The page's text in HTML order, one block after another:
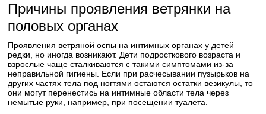
Причины проявления ветрянки на
половых органах
Проявления ветряной оспы на интимных органах у детей
редки, но иногда возникают. Дети подросткового возраста и
взрослые чаще сталкиваются с такими симптомами из-за
неправильной гигиены. Если при расчесывании пузырьков на
других частях тела под ногтями остаются остатки везикулы, то
они могут перенестись на интимные области тела через
немытые руки, например, при посещении туалета.